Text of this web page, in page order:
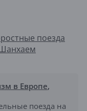
поезда
в Европе,
поезда на